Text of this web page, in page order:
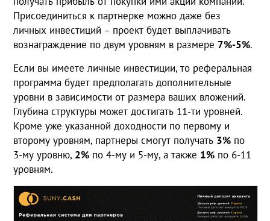
Присоединиться к партнерке можно даже без
личных инвестиций – проект будет выплачивать
вознаграждение по двум уровням в размере 7%-5%.
Если вы имеете личные инвестиции, то реферальная
программа будет предполагать дополнительные
уровни в зависимости от размера ваших вложений.
Глубина структуры может достигать 11-ти уровней.
Кроме уже указанной доходности по первому и
второму уровням, партнеры смогут получать 3% по
3-му уровню, 2% по 4-му и 5-му, а также 1% по 6-11
уровням.